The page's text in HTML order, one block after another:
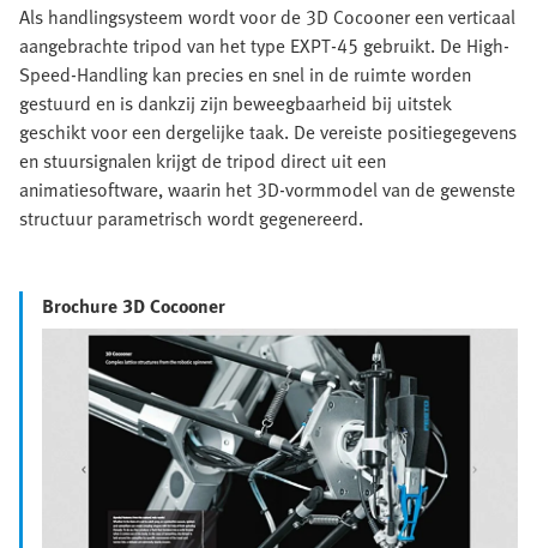
Als handlingsysteem wordt voor de 3D Cocooner een verticaal
aangebrachte tripod van het type EXPT-45 gebruikt. De High-
Speed-Handling kan precies en snel in de ruimte worden
gestuurd en is dankzij zijn beweegbaarheid bij uitstek
geschikt voor een dergelijke taak. De vereiste positiegegevens
en stuursignalen krijgt de tripod direct uit een
animatiesoftware, waarin het 3D-vormmodel van de gewenste
structuur parametrisch wordt gegenereerd.
Brochure 3D Cocooner